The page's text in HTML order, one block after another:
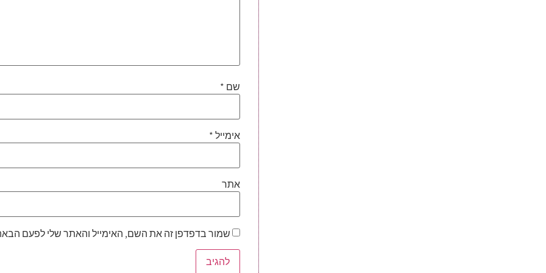
שם *
אימייל*
אתר
שמור בדפדפן זה את השם, האימייל והאתר שלי לפעם